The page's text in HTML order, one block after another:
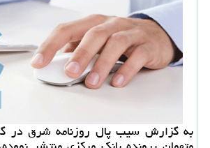
به گزارش سیب پال روزنامه شرق در